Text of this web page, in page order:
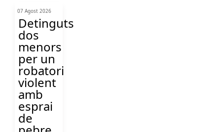
07 Agost 2026
Detinguts
dos
menors
per un
robatori
violent
amb
esprai
de